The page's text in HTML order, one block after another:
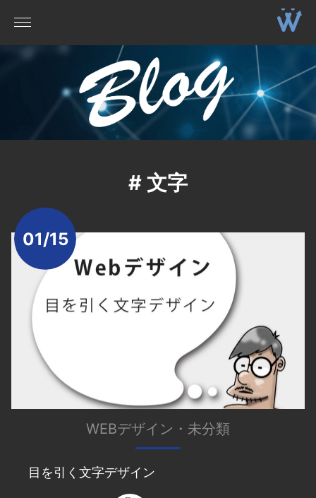
# 文字
01/15
WEBデザイン ・ 未分類
目を引く文字デザイン